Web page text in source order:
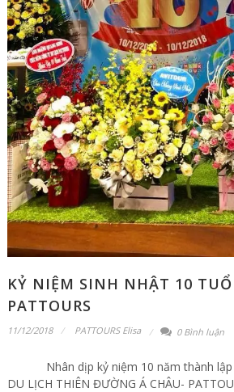
KỶ NIỆM SINH NHẬT 10
PATTOURS
11/12/2018 PATTOURS Elisa 0 Bình luận
Nhân dịp kỷ niệm 10 năm thành lập "
DU LỊCH THIÊN ĐƯỜNG Á CHÂU-